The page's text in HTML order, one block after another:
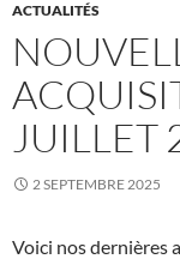
ACTUALITÉS
JUILLET
2 SEPTEMBRE 2025
Voici nos dernières